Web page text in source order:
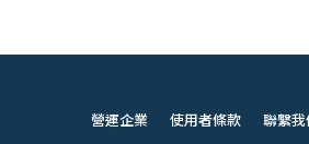
營運企業 使用者條款 聯繫